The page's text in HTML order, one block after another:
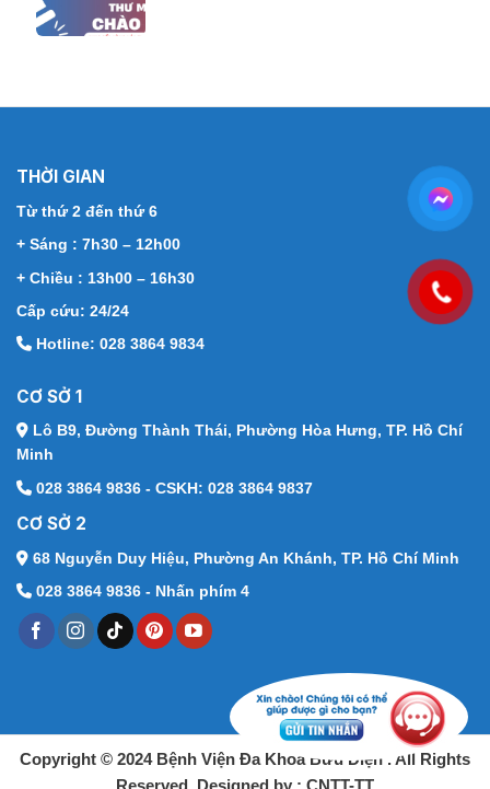
THỜI GIAN
Từ thứ 2 đến thứ 6
+ Sáng : 7h30 – 12h00
+ Chiều : 13h00 – 16h30
Cấp cứu: 24/24
Hotline: 028 3864 9834
CƠ SỞ 1
Lô B9, Đường Thành Thái, Phường Hòa Hưng, TP. Hồ Chí
Minh
028 3864 9836 - CSKH: 028 3864 9837
CƠ SỞ 2
68 Nguyễn Duy Hiệu, Phường An Khánh, TP. Hồ Chí Minh
028 3864 9836 - Nhấn phím 4
Copyright © 2024 Bệnh Viện Đa Khoa Bưu Điện . All Rights
Reserved. Designed by : CNTT-TT